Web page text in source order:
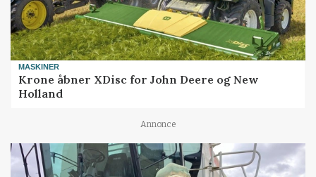
MASKINER
Krone åbner XDisc for John Deere og New
Holland
Annonce